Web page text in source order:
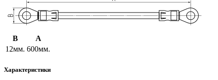
B
A
12мм. 600мм.
Характеристики